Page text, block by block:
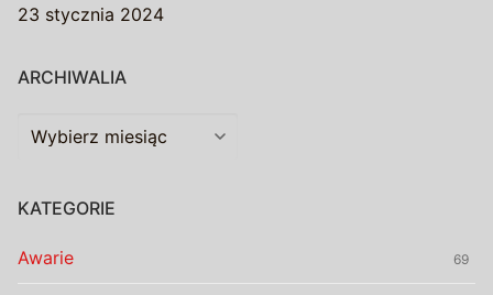
23 stycznia 2024
ARCHIWALIA
Archiwalia
KATEGORIE
Awarie 69